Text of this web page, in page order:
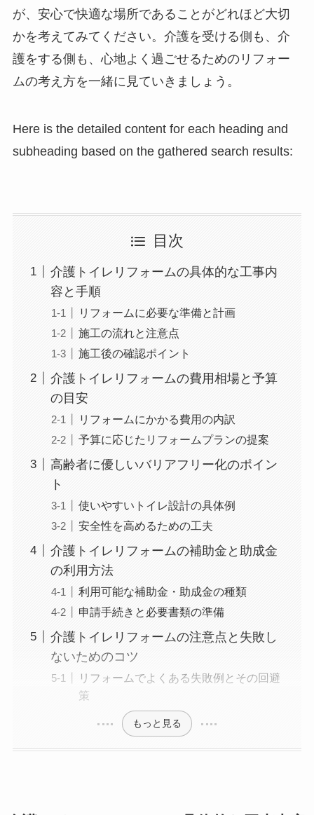
が、安心で快適な場所であることがどれほど大切
かを考えてみてください。介護を受ける側も、介
護をする側も、心地よく過ごせるためのリフォー
ムの考え方を一緒に見ていきましょう。
Here is the detailed content for each heading and
subheading based on the gathered search results:
目次
介護トイレリフォームの具体的な工事内
容と手順
リフォームに必要な準備と計画
施工の流れと注意点
施工後の確認ポイント
介護トイレリフォームの費用相場と予算
の目安
リフォームにかかる費用の内訳
予算に応じたリフォームプランの提案
高齢者に優しいバリアフリー化のポイン
ト
使いやすいトイレ設計の具体例
安全性を高めるための工夫
介護トイレリフォームの補助金と助成金
の利用方法
利用可能な補助金・助成金の種類
申請手続きと必要書類の準備
介護トイレリフォームの注意点と失敗し
ないためのコツ
リフォームでよくある失敗例とその回避
策
もっと見る